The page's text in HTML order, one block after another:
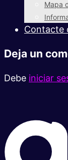
Mapa
Contacte
Deja un
Debe iniciar